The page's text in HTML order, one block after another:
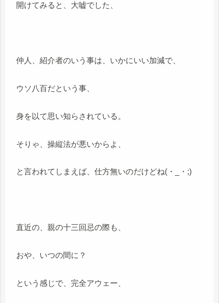
開けてみると、大嘘でした、
仲人、紹介者のいう事は、いかにいい加減で、
ウソ八百だという事、
身を以て思い知らされている。
そりゃ、操縦法が悪いからよ、
と言われてしまえば、仕方無いのだけどね(・_・;)
直近の、親の十三回忌の際も、
おや、いつの間に？
という感じで、完全アウェー、